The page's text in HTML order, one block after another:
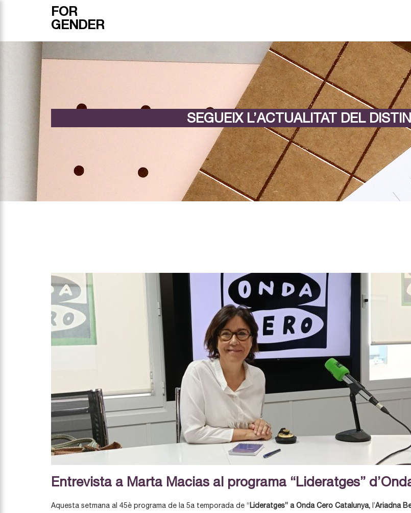
FOR
GENDER
SEGUEIX L’ACTUALITAT DEL
Entrevista a Marta Macias al programa “Lideratges”
Aquesta setmana al 45è programa de la 5a temporada de “Lideratges” a Onda Cero Catalunya, l’Ariadna